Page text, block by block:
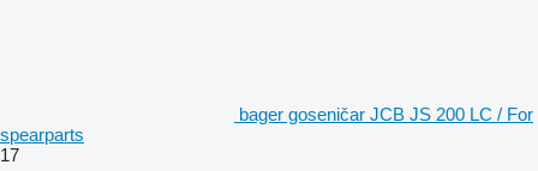
bager goseničar JCB JS 200 LC / For
spearparts
17